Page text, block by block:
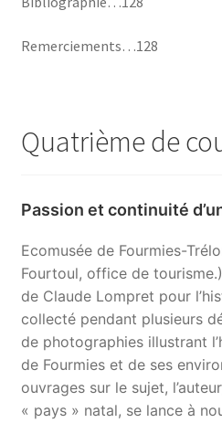
Remerciements…128
Quatrième de
Passion et continuité
Ecomusée de Fourmies-
Fourtoul, office de
de Claude Lompret pour
collecté pendant plusieurs
de photographies illustrant
de Fourmies et de ses
ouvrages sur le sujet,
« pays » natal, se lance à